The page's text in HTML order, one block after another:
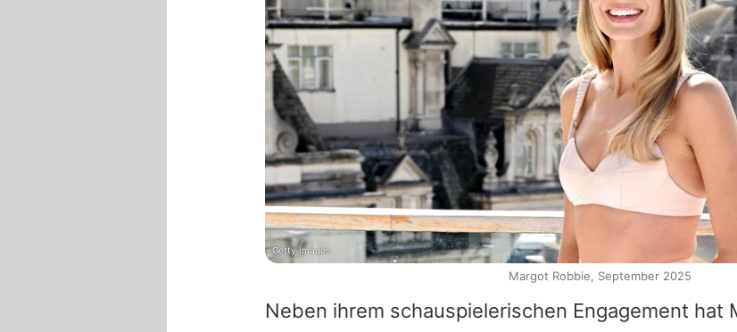
Neben ihrem schauspielerischen Engagement hat
Getty Images
Margot Robbie, September 2025